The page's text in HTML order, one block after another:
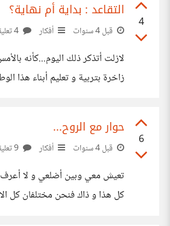
4
التقاعد : بداية أم نهاية؟
قبل 4 سنوات أفكار
لازلت أتذكر ذلك اليوم...كأنه
زاخرة بتربية و تعليم أبناء
6
حوار مع الروح...
قبل 4 سنوات أفكار
تعيش معي وبين أضلعي و لا أعرف